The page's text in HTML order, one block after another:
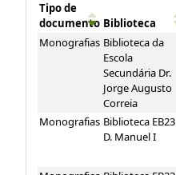
Exemplares
Tipo de
documento Biblioteca
Monografias Biblioteca da
Escola
Secundária Dr.
Jorge Augusto
Correia
Monografias Biblioteca EB23
D. Manuel I